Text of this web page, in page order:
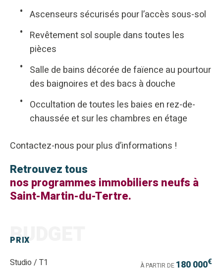
Ascenseurs sécurisés pour l’accès sous-sol
Revêtement sol souple dans toutes les
pièces
Salle de bains décorée de faïence au pourtour
des baignoires et des bacs à douche
Occultation de toutes les baies en rez-de-
chaussée et sur les chambres en étage
Contactez-nous pour plus d’informations !
Retrouvez tous
nos programmes immobiliers neufs à
Saint-Martin-du-Tertre.
PRIX
BUDGET
Studio / T1 À PARTIR DE 180 000€